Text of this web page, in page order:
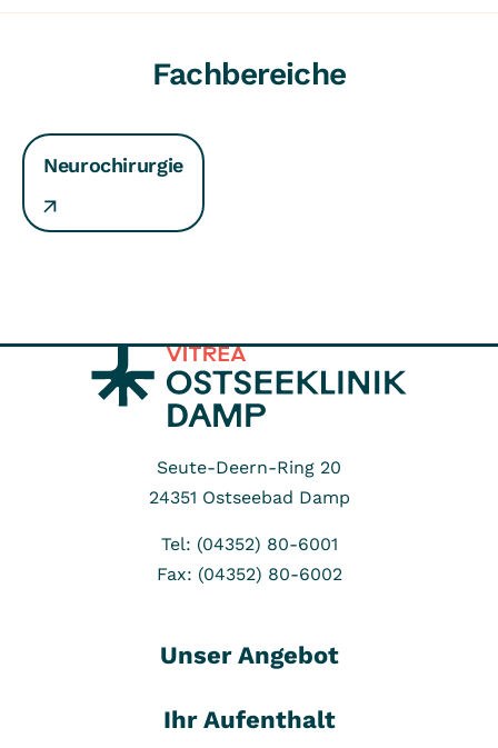
Fachbereiche
Neurochirurgie
Seute-Deern-Ring 20
24351 Ostseebad Damp
Tel: (04352) 80-6001
Fax: (04352) 80-6002
Unser Angebot
Ihr Aufenthalt